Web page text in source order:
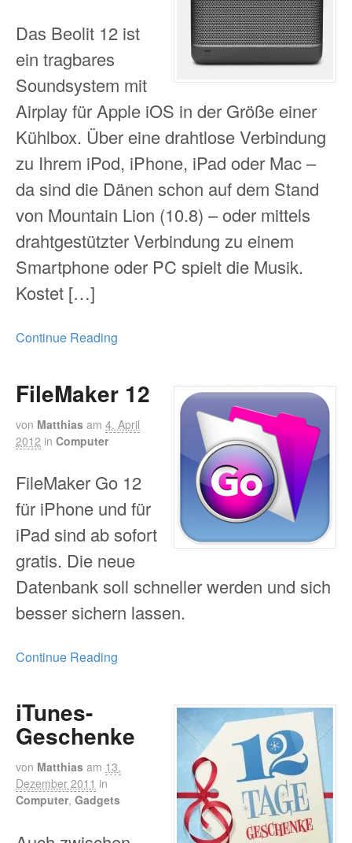
Das Beolit 12 ist
ein tragbares
Soundsystem mit
Airplay für Apple iOS in der Größe einer
Kühlbox. Über eine drahtlose Verbindung
zu Ihrem iPod, iPhone, iPad oder Mac –
da sind die Dänen schon auf dem Stand
von Mountain Lion (10.8) – oder mittels
drahtgestützter Verbindung zu einem
Smartphone oder PC spielt die Musik.
Kostet […]
Continue Reading
FileMaker 12
von Matthias am 4. April
2012 in Computer
FileMaker Go 12
für iPhone und für
iPad sind ab sofort
gratis. Die neue
Datenbank soll schneller werden und sich
besser sichern lassen.
Continue Reading
iTunes-
Geschenke
von Matthias am 13.
Dezember 2011 in
Computer, Gadgets